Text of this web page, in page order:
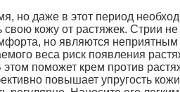
но даже в этот период
кожу от растяжек. Стрии
но являются
веса риск появления
поможет крем против
повышает упругость